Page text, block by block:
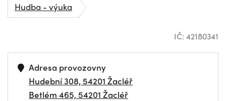
Hudba - výuka
IČ: 42180341
Adresa provozovny
Hudební 308, 54201 Žacléř
Betlém 465, 54201 Žacléř